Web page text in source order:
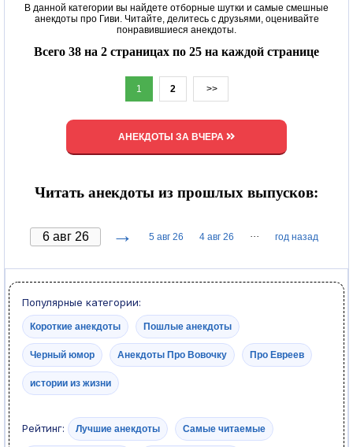
В данной категории вы найдете отборные шутки и самые смешные
анекдоты про Гиви. Читайте, делитесь с друзьями, оценивайте
понравившиеся анекдоты.
Всего 38 на 2 страницах по 25 на каждой странице
1 2 >>
АНЕКДОТЫ ЗА ВЧЕРА
Читать анекдоты из прошлых выпусков:
→ 5 авг 26 4 авг 26 ··· год назад
Популярные категории:
Короткие анекдоты Пошлые анекдоты
Черный юмор Анекдоты Про Вовочку Про Евреев
истории из жизни
Рейтинг: Лучшие анекдоты Самые читаемые